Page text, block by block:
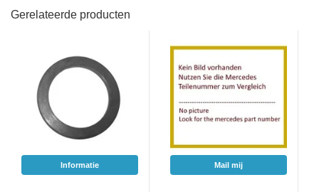
Gerelateerde producten
Informatie Mail mij